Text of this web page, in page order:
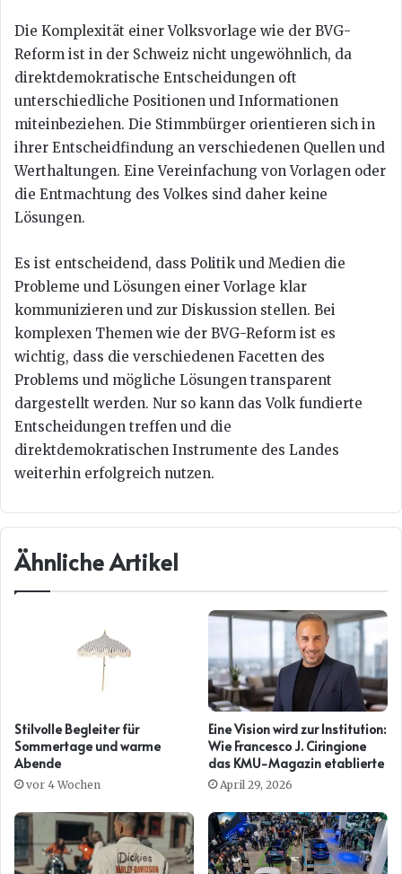
Die Komplexität einer Volksvorlage wie der BVG-
Reform ist in der Schweiz nicht ungewöhnlich, da
direktdemokratische Entscheidungen oft
unterschiedliche Positionen und Informationen
miteinbeziehen. Die Stimmbürger orientieren sich in
ihrer Entscheidfindung an verschiedenen Quellen und
Werthaltungen. Eine Vereinfachung von Vorlagen oder
die Entmachtung des Volkes sind daher keine
Lösungen.
Es ist entscheidend, dass Politik und Medien die
Probleme und Lösungen einer Vorlage klar
kommunizieren und zur Diskussion stellen. Bei
komplexen Themen wie der BVG-Reform ist es
wichtig, dass die verschiedenen Facetten des
Problems und mögliche Lösungen transparent
dargestellt werden. Nur so kann das Volk fundierte
Entscheidungen treffen und die
direktdemokratischen Instrumente des Landes
weiterhin erfolgreich nutzen.
Ähnliche Artikel
Stilvolle Begleiter für
Sommertage und warme
Abende
vor 4 Wochen
Eine Vision wird zur Institution:
Wie Francesco J. Ciringione
das KMU-Magazin etablierte
April 29, 2026